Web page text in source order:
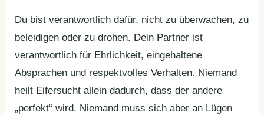
Du bist verantwortlich dafür, nicht zu überwachen, zu
beleidigen oder zu drohen. Dein Partner ist
verantwortlich für Ehrlichkeit, eingehaltene
Absprachen und respektvolles Verhalten. Niemand
heilt Eifersucht allein dadurch, dass der andere
„perfekt“ wird. Niemand muss sich aber an Lügen